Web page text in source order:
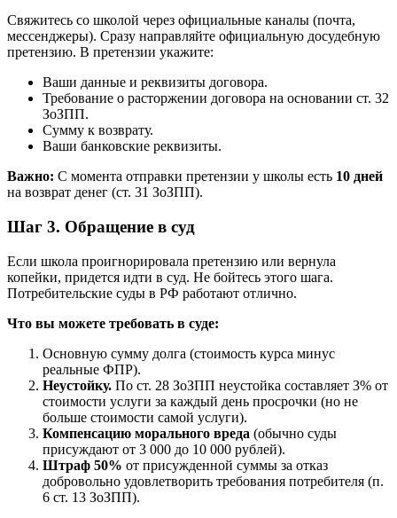
Свяжитесь со школой через официальные каналы (почта,
мессенджеры). Сразу направляйте официальную досудебную
претензию. В претензии укажите:
Ваши данные и реквизиты договора.
Требование о расторжении договора на основании ст. 32
ЗоЗПП.
Сумму к возврату.
Ваши банковские реквизиты.
Важно: С момента отправки претензии у школы есть 10 дней
на возврат денег (ст. 31 ЗоЗПП).
Шаг 3. Обращение в суд
Если школа проигнорировала претензию или вернула
копейки, придется идти в суд. Не бойтесь этого шага.
Потребительские суды в РФ работают отлично.
Что вы можете требовать в суде:
Основную сумму долга (стоимость курса минус
реальные ФПР).
Неустойку. По ст. 28 ЗоЗПП неустойка составляет 3% от
стоимости услуги за каждый день просрочки (но не
больше стоимости самой услуги).
Компенсацию морального вреда (обычно суды
присуждают от 3 000 до 10 000 рублей).
Штраф 50% от присужденной суммы за отказ
добровольно удовлетворить требования потребителя (п.
6 ст. 13 ЗоЗПП).